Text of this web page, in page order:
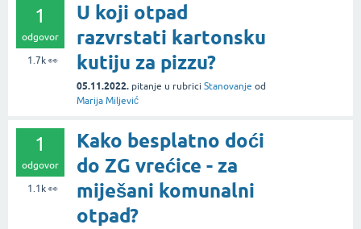
1
odgovor
1.7k👀
U koji otpad
razvrstati kartonsku
kutiju za pizzu?
05.11.2022. pitanje u rubrici Stanovanje od
Marija Miljević
1
odgovor
1.1k👀
Kako besplatno doći
do ZG vrećice - za
miješani komunalni
otpad?